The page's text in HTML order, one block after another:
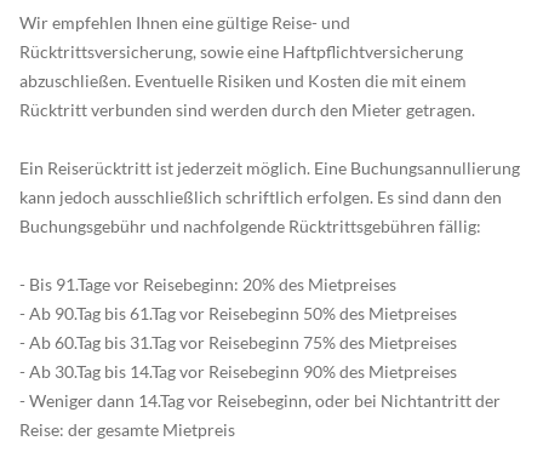
Wir empfehlen Ihnen eine gültige Reise- und
Rücktrittsversicherung, sowie eine Haftpflichtversicherung
abzuschließen. Eventuelle Risiken und Kosten die mit einem
Rücktritt verbunden sind werden durch den Mieter getragen.
Ein Reiserücktritt ist jederzeit möglich. Eine Buchungsannullierung
kann jedoch ausschließlich schriftlich erfolgen. Es sind dann den
Buchungsgebühr und nachfolgende Rücktrittsgebühren fällig:
- Bis 91.Tage vor Reisebeginn: 20% des Mietpreises
- Ab 90.Tag bis 61.Tag vor Reisebeginn 50% des Mietpreises
- Ab 60.Tag bis 31.Tag vor Reisebeginn 75% des Mietpreises
- Ab 30.Tag bis 14.Tag vor Reisebeginn 90% des Mietpreises
- Weniger dann 14.Tag vor Reisebeginn, oder bei Nichtantritt der
Reise: der gesamte Mietpreis